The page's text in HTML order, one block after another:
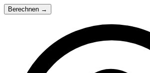
Berechnen →